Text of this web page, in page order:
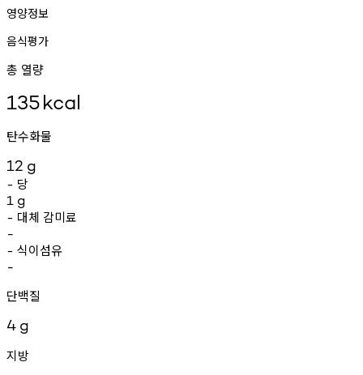
영양정보
음식평가
총 열량
135kcal
탄수화물
12 g
- 당
1 g
- 대체 감미료
-
- 식이섬유
-
단백질
4 g
지방